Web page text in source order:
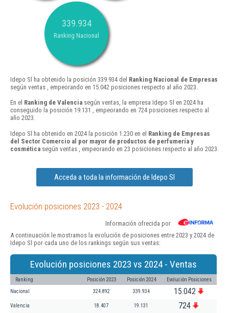
339.934
Ranking Nacional
Idepo Sl ha obtenido la posición 339.934 del Ranking Nacional de Empresas
según ventas , empeorando en 15.042 posiciones respecto al año 2023.
En el Ranking de Valencia según ventas, la empresa Idepo Sl en 2024 ha
conseguido la posición 19.131 , empeorando en 724 posiciones respecto al
año 2023.
Idepo Sl ha obtenido en 2024 la posición 1.230 en el Ranking de Empresas
del Sector Comercio al por mayor de productos de perfumería y
cosmética según ventas , empeorando en 23 posiciones respecto al año 2023.
Acceda a toda la información de Idepo Sl
Evolución posiciones 2023 - 2024
Información ofrecida por
A continuación le mostramos la evolución de posiciones entre 2023 y 2024 de
Idepo Sl por cada uno de los rankings según sus ventas:
Evolución posiciones 2023 vs 2024 - Ventas
Ranking Posición 2023 Posición 2024 Evolución Posiciones
Nacional 324.892 339.934 15.042
Valencia 18.407 19.131 724